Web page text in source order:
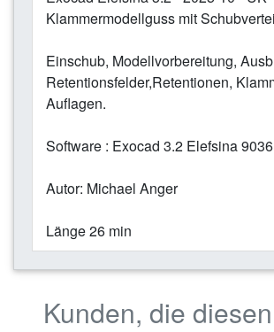
Klammermodellguss mit
Einschub, Modellvorbereitung,
Retentionsfelder,Retentionen,
Auflagen.
Software : Exocad 3.2 Elefsina 9036
Autor: Michael Anger
Länge 26 min
Kunden, die